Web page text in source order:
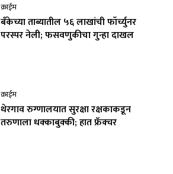
क्राईम
बँकेच्या ताब्यातील ५६ लाखांची फॉर्च्युनर
परस्पर नेली; फसवणुकीचा गुन्हा दाखल
क्राईम
थेरगाव रुग्णालयात सुरक्षा रक्षकाकडून
तरुणाला धक्काबुक्की; हात फ्रॅक्चर